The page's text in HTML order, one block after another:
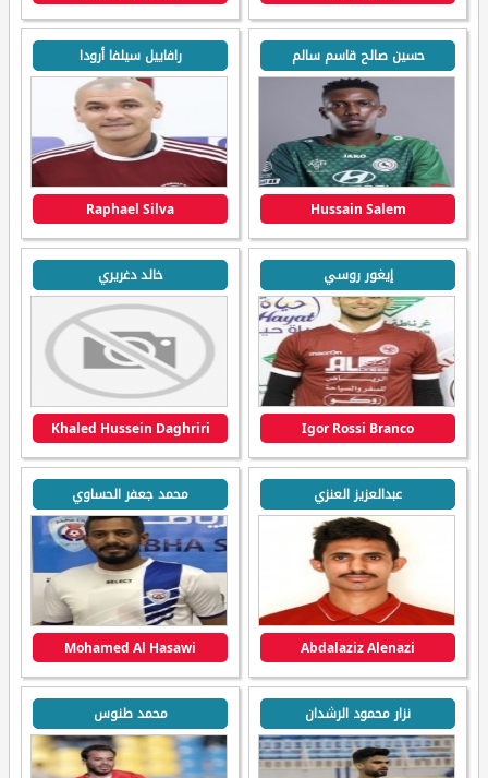
حسين صالح قاسم سالم
Hussain Salem
رافاييل سيلفا أرودا
Raphael Silva
إيغور روسي
Igor Rossi Branco
خالد دغريري
Khaled Hussein Daghriri
عبدالعزيز العنزي
Abdalaziz Alenazi
محمد جعفر الحساوي
Mohamed Al Hasawi
نزار محمود الرشدان محمد طنوس